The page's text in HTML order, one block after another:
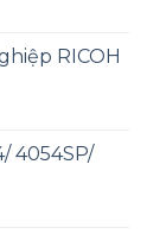
RICOH
4054SP/